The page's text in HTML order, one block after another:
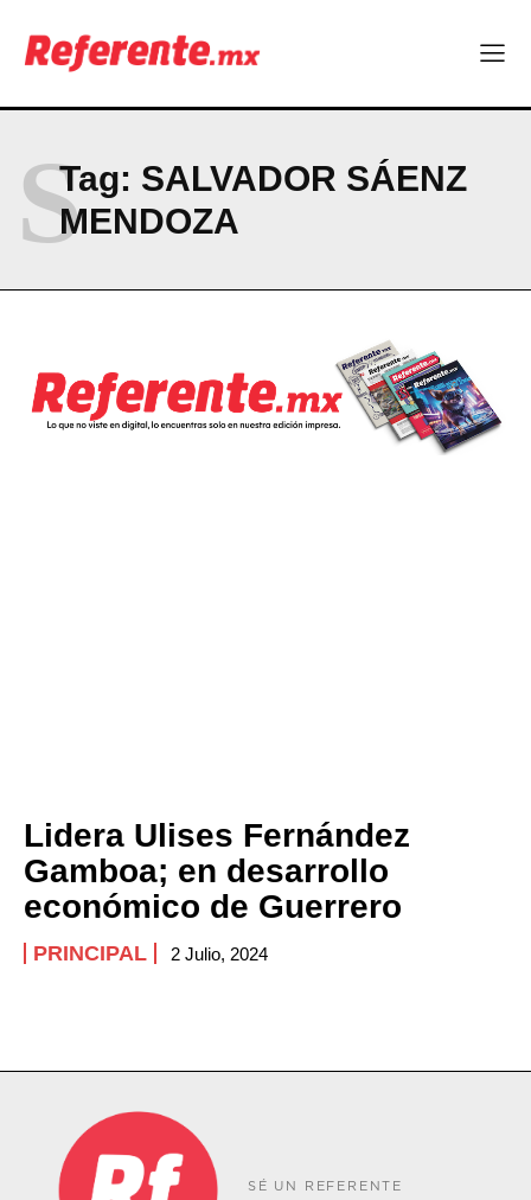
ABOUT
NEWSLETTER
Tag: SALVADOR SÁENZ
MENDOZA
S
Lidera Ulises Fernández
Gamboa; en desarrollo
económico de Guerrero
PRINCIPAL 2 Julio, 2024
SÉ UN REFERENTE